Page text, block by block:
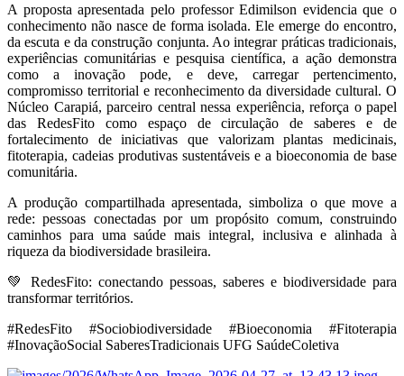
A proposta apresentada pelo professor Edimilson evidencia que o
conhecimento não nasce de forma isolada. Ele emerge do encontro,
da escuta e da construção conjunta. Ao integrar práticas tradicionais,
experiências comunitárias e pesquisa científica, a ação demonstra
como a inovação pode, e deve, carregar pertencimento,
compromisso territorial e reconhecimento da diversidade cultural. O
Núcleo Carapiá, parceiro central nessa experiência, reforça o papel
das RedesFito como espaço de circulação de saberes e de
fortalecimento de iniciativas que valorizam plantas medicinais,
fitoterapia, cadeias produtivas sustentáveis e a bioeconomia de base
comunitária.
A produção compartilhada apresentada, simboliza o que move a
rede: pessoas conectadas por um propósito comum, construindo
caminhos para uma saúde mais integral, inclusiva e alinhada à
riqueza da biodiversidade brasileira.
💚 RedesFito: conectando pessoas, saberes e biodiversidade para
transformar territórios.
#RedesFito #Sociobiodiversidade #Bioeconomia #Fitoterapia
#InovaçãoSocial SaberesTradicionais UFG SaúdeColetiva